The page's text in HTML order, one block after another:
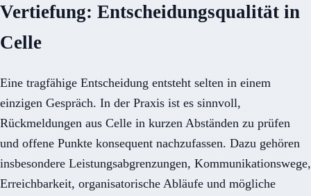
Vertiefung: Entscheidungsqualität in
Celle
Eine tragfähige Entscheidung entsteht selten in einem
einzigen Gespräch. In der Praxis ist es sinnvoll,
Rückmeldungen aus Celle in kurzen Abständen zu prüfen
und offene Punkte konsequent nachzufassen. Dazu gehören
insbesondere Leistungsabgrenzungen, Kommunikationswege,
Erreichbarkeit, organisatorische Abläufe und mögliche